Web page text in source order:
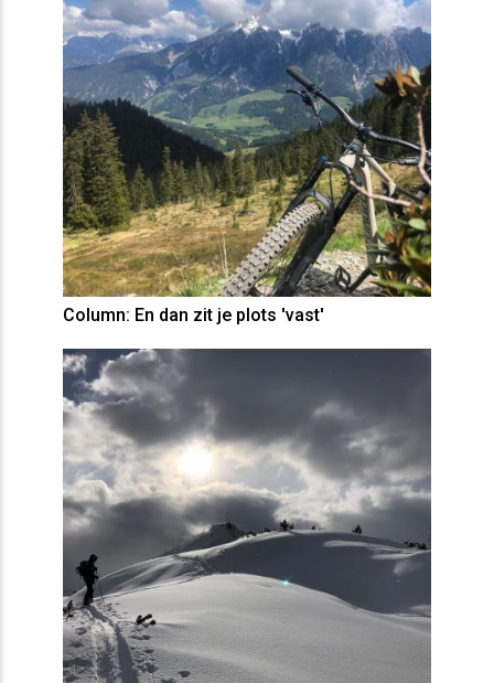
Column: En dan zit je plots 'vast'